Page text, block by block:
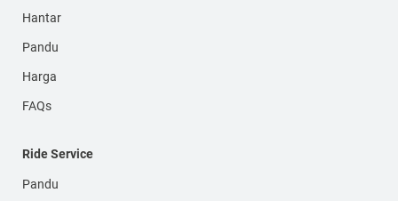
Hantar
Pandu
Harga
FAQs
Ride Service
Pandu